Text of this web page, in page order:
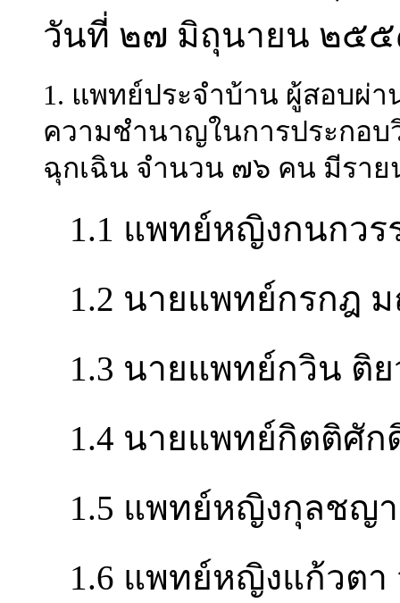
วันที่ ๒๗ มิถุนายน ๒๕
1. แพทย์ประจำบ้าน ผู้สอบผ่
ความชำนาญในการประกอบ
ฉุกเฉิน จำนวน ๗๖ คน มีรา
1.1 แพทย์หญิงกนกว
1.2 นายแพทย์กรกฎ
1.3 นายแพทย์กวิน ติ
1.4 นายแพทย์กิตติศัก
1.5 แพทย์หญิงกุลชญ
1.6 แพทย์หญิงแก้วตา